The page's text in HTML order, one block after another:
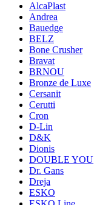
AlcaPlast
Andrea
Bauedge
BELZ
Bone Crusher
Bravat
BRNOU
Bronze de Luxe
Cersanit
Cerutti
Cron
D-Lin
D&K
Dionis
DOUBLE YOU
Dr. Gans
Dreja
ESKO